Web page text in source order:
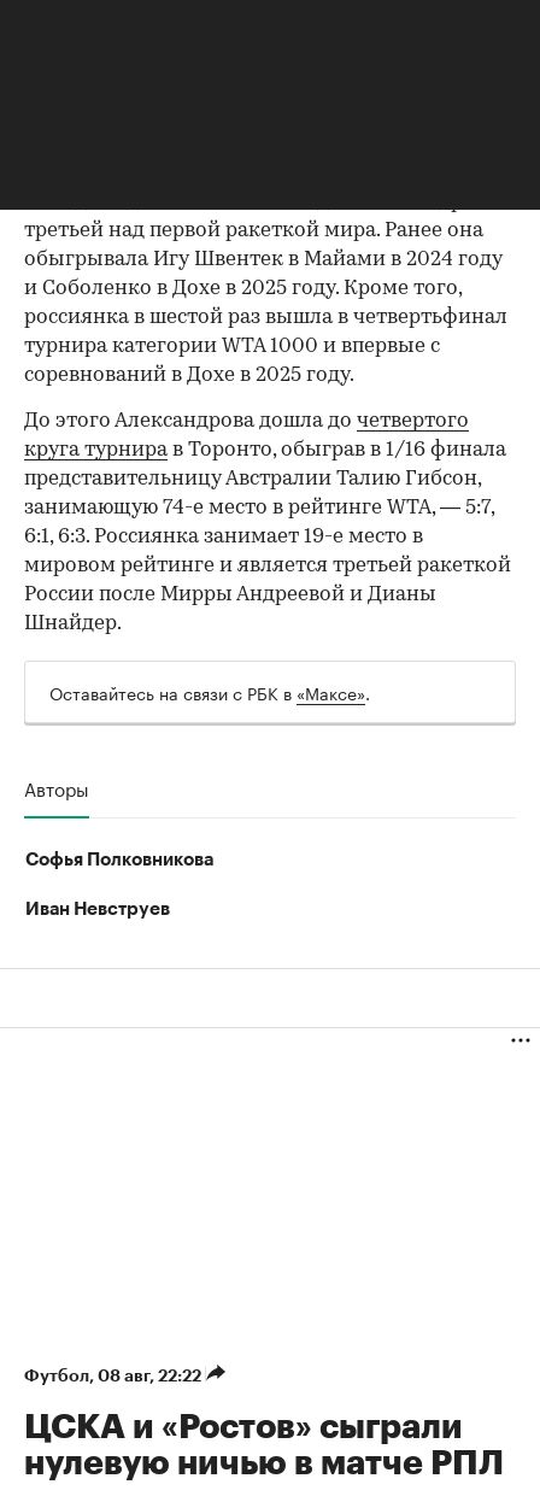
третьей над первой ракеткой мира. Ранее она
обыгрывала Игу Швентек в Майами в 2024 году
и Соболенко в Дохе в 2025 году. Кроме того,
россиянка в шестой раз вышла в четвертьфинал
турнира категории WTA 1000 и впервые с
соревнований в Дохе в 2025 году.
До этого Александрова дошла до четвертого
круга турнирав Торонто, обыграв в 1/16 финала
представительницу Австралии Талию Гибсон,
занимающую 74-е место в рейтинге WTA, — 5:7,
6:1, 6:3. Россиянка занимает 19-е место в
мировом рейтинге и является третьей ракеткой
России после Мирры Андреевой и Дианы
Шнайдер.
Оставайтесь на связи с РБК в «Максе».
Авторы
Софья Полковникова
Иван Невструев
Футбол⁠, 08 авг, 22:22
ЦСКА и «Ростов» сыграли
нулевую ничью в матче РПЛ